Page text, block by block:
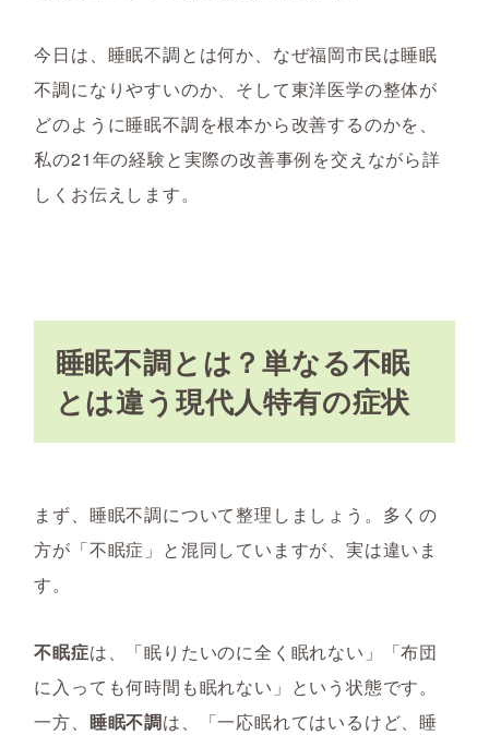
今日は、睡眠不調とは何か、なぜ福岡市民は睡眠
不調になりやすいのか、そして東洋医学の整体が
どのように睡眠不調を根本から改善するのかを、
私の21年の経験と実際の改善事例を交えながら詳
しくお伝えします。
睡眠不調とは？単なる不眠
とは違う現代人特有の症状
まず、睡眠不調について整理しましょう。多くの
方が「不眠症」と混同していますが、実は違いま
す。
不眠症は、「眠りたいのに全く眠れない」「布団
に入っても何時間も眠れない」という状態です。
一方、 睡眠不調は、「一応眠れてはいるけど、睡